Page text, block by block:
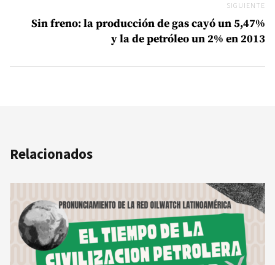
SIGUIENTE
Sin freno: la producción de gas cayó un 5,47%
y la de petróleo un 2% en 2013
Relacionados